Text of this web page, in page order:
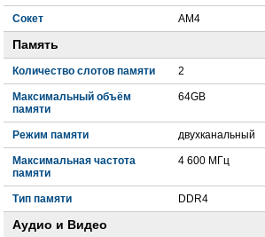
Сокет AM4
Память
Количество слотов памяти 2
Максимальный объём
памяти
64GB
Режим памяти двухканальный
Максимальная частота
памяти
4 600 МГц
Тип памяти DDR4
Аудио и Видео